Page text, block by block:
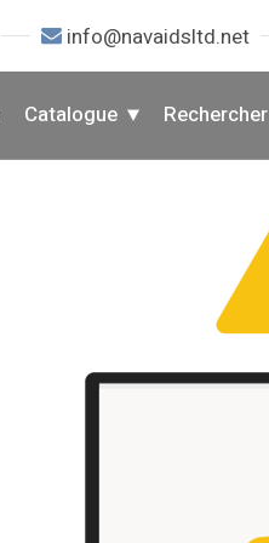
info@navaidsltd.net
Catalogue Rechercher